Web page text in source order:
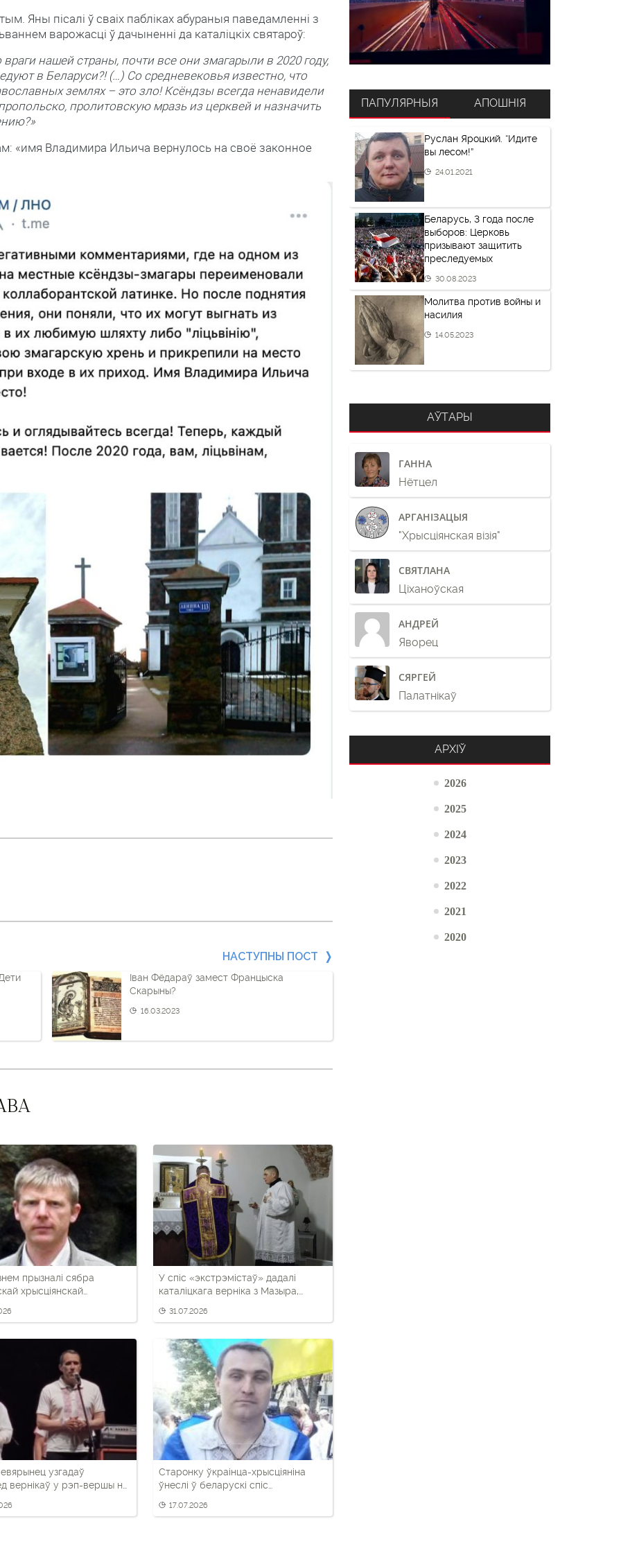
Яны пісалі ў сваіх пабліках абураныя паведамленні з
варожасці ў дачыненні да каталіцкіх святароў:
нашей страны, почти все они змагарыли в 2020 году,
в Беларуси?! (…) Со средневековья известно, что
землях – это зло! Ксёндзы всегда ненавидели
пролитовскую мразь из церквей и назначить
«имя Владимира Ильича вернулось на своё законное
НАСТУПНЫ ПОСТ
Іван Фёдараў замест Францыска
Скарыны?
16.03.2023
прызналі сябра
хрысціянскай
У спіс «экстрэмістаў» дадалі
каталіцкага верніка з Мазыра,
31.07.2026
узгадаў
вернікаў у рэп-вершы на
Старонку ўкраінца-хрысціяніна
ўнеслі ў беларускі спіс
17.07.2026
ПАПУЛЯРНЫЯ
Руслан Яроцкий. “Идите
вы лесом!”
24.01.2021
Беларусь, 3 года после
выборов: Церковь
призывают защитить
преследуемых
30.08.2023
Молитва против войны и
насилия
14.05.2023
АПОШНІЯ
АЎТАРЫ
ГАННА
Нётцел
АРГАНІЗАЦЫЯ
"Хрысціянская візія"
СВЯТЛАНА
Ціханоўская
АНДРЕЙ
Яворец
СЯРГЕЙ
Палатнікаў
АРХІЎ
2026
2025
2024
2023
2022
2021
2020